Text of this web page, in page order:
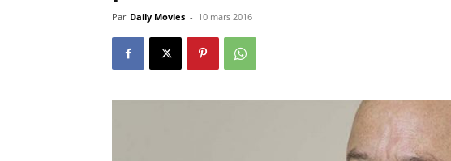
Par Daily Movies - 10 mars 2016